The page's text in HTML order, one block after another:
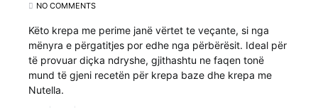
NO COMMENTS
Këto krepa me perime janë vërtet te veçante, si nga
mënyra e përgatitjes por edhe nga përbërësit. Ideal për
të provuar diçka ndryshe, gjithashtu ne faqen tonë
mund të gjeni recetën për krepa baze dhe krepa me
Nutella.